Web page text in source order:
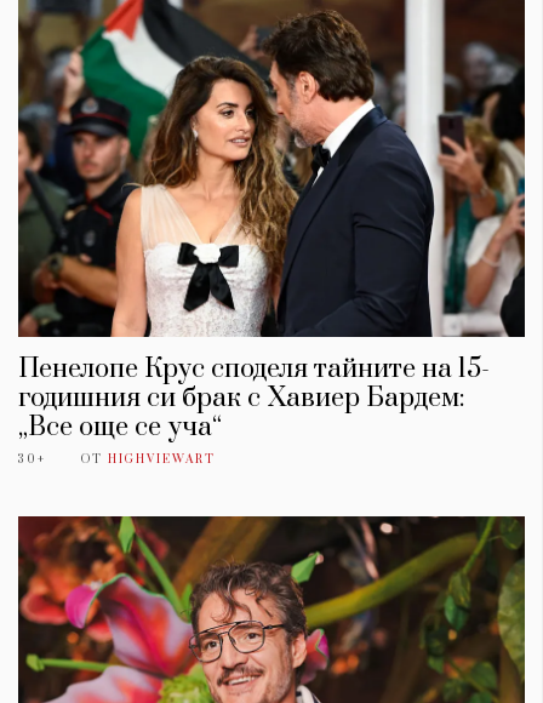
Пенелопе Крус споделя тайните на 15-
годишния си брак с Хавиер Бардем:
„Все още се уча“
30+ ОТ HIGHVIEWART